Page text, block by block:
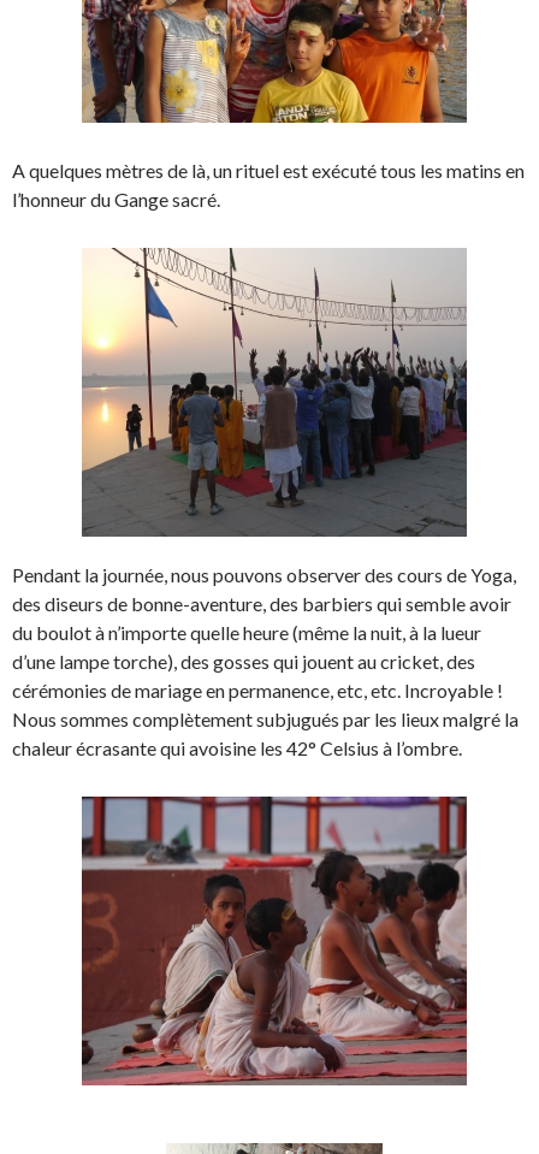
A quelques mètres de là, un rituel est exécuté tous les matins en
l’honneur du Gange sacré.
Pendant la journée, nous pouvons observer des cours de Yoga,
des diseurs de bonne-aventure, des barbiers qui semble avoir
du boulot à n’importe quelle heure (même la nuit, à la lueur
d’une lampe torche), des gosses qui jouent au cricket, des
cérémonies de mariage en permanence, etc, etc. Incroyable !
Nous sommes complètement subjugués par les lieux malgré la
chaleur écrasante qui avoisine les 42° Celsius à l’ombre.